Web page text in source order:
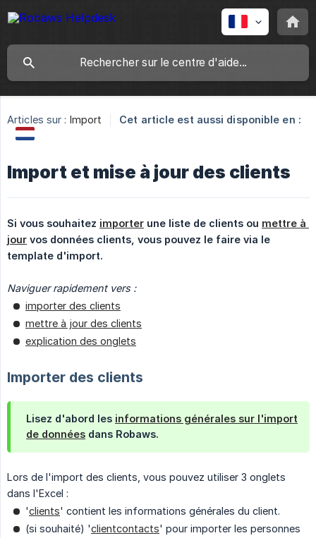
Articles sur : Import Cet article est aussi disponible en :
Import et mise à jour des clients
Si vous souhaitez importer une liste de clients ou mettre à
jour vos données clients, vous pouvez le faire via le
template d'import.
Naviguer rapidement vers :
importer des clients
mettre à jour des clients
explication des onglets
Importer des clients
Lisez d'abord les informations générales sur l'import
de données dans Robaws.
Lors de l'import des clients, vous pouvez utiliser 3 onglets
dans l'Excel :
'clients' contient les informations générales du client.
(si souhaité) 'clientcontacts' pour importer les personnes